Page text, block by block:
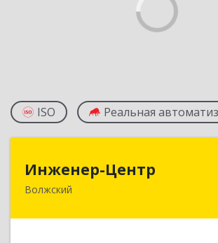
ISO Реальная
Инженер-Центр
Волжский404120, Волгоградская обл,